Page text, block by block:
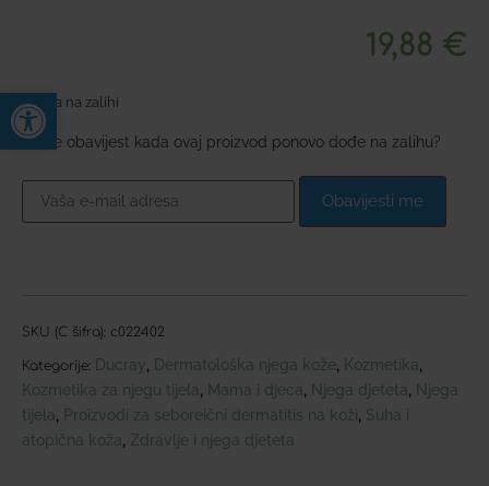
Open toolbar
19,88 €
Nema na zalihi
Želite obavijest kada ovaj proizvod ponovo dođe na zalihu?
Obavijesti me
SKU (C šifra): c022402
Kategorije: Ducray, Dermatološka njega kože, Kozmetika,
Kozmetika za njegu tijela, Mama i djeca, Njega djeteta, Njega
tijela, Proizvodi za seboreični dermatitis na koži, Suha i
atopična koža, Zdravlje i njega djeteta